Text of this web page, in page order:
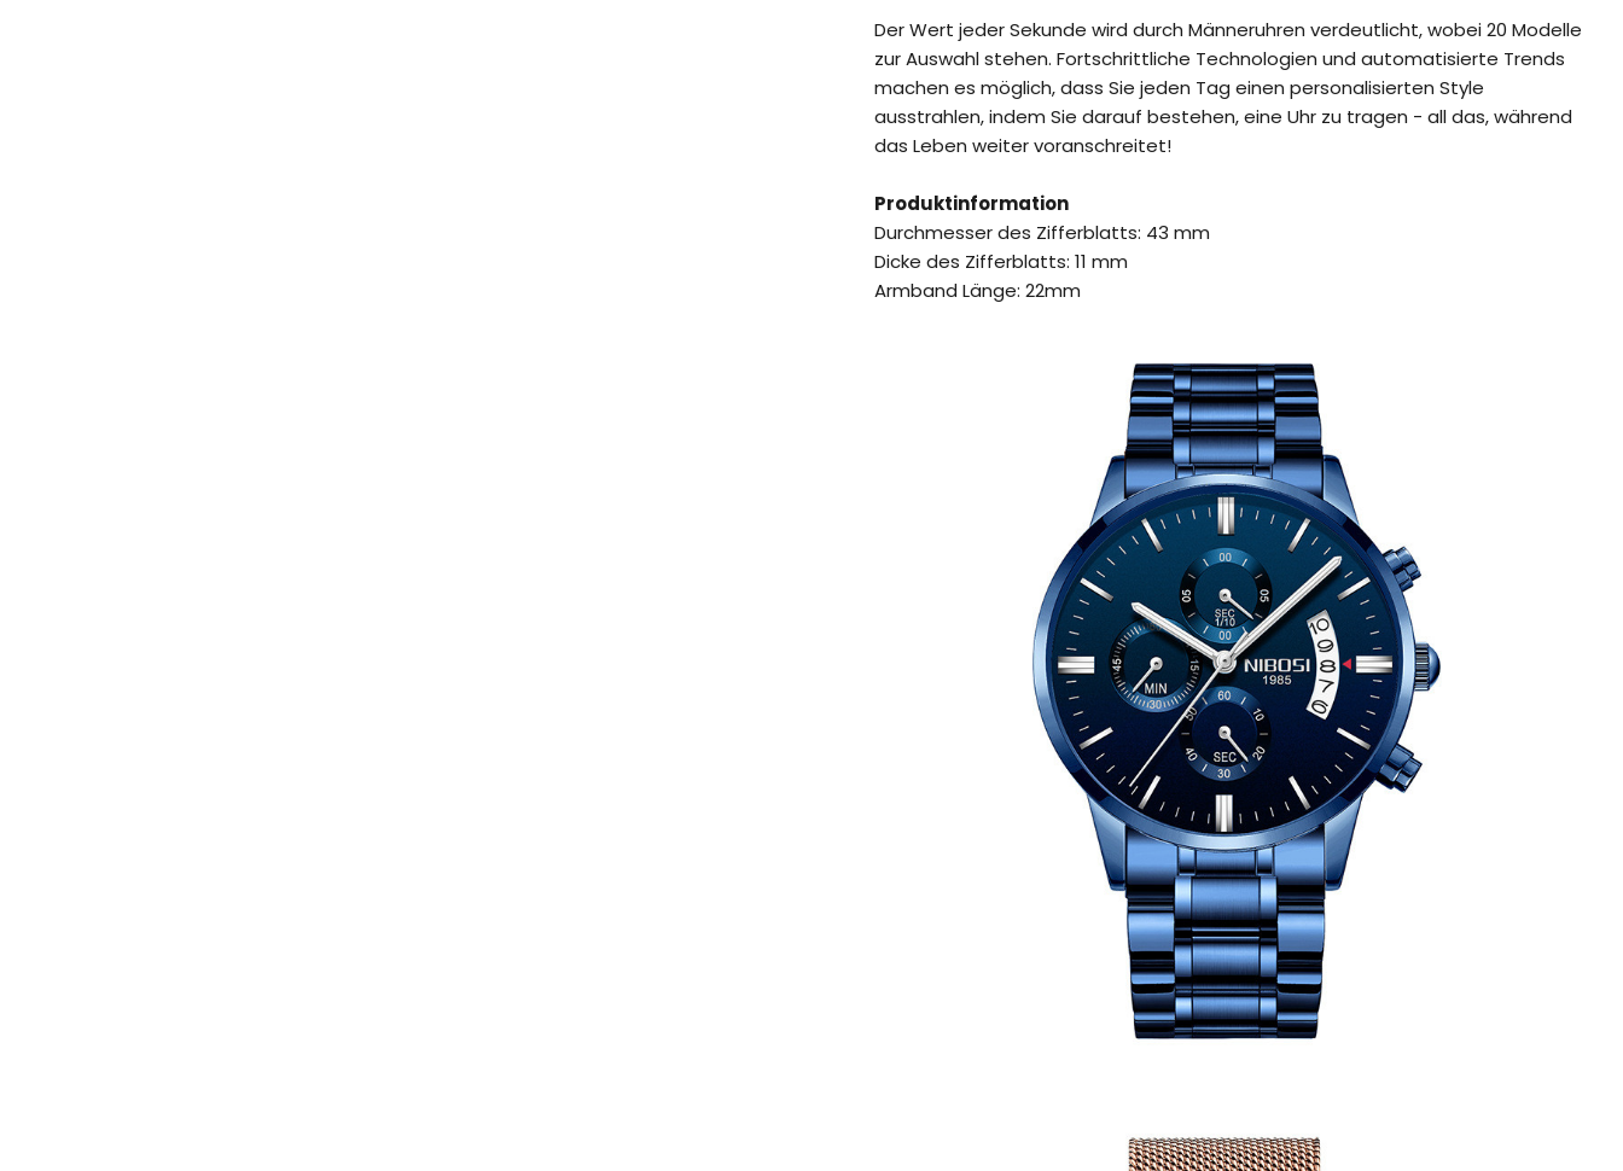
Der Wert jeder Sekunde wird durch Männeruhren verdeutlicht, wobei 20 Modelle
zur Auswahl stehen. Fortschrittliche Technologien und automatisierte Trends
machen es möglich, dass Sie jeden Tag einen personalisierten Style
ausstrahlen, indem Sie darauf bestehen, eine Uhr zu tragen - all das, während
das Leben weiter voranschreitet!
Produktinformation
Durchmesser des Zifferblatts: 43 mm
Dicke des Zifferblatts: 11 mm
Armband Länge: 22mm